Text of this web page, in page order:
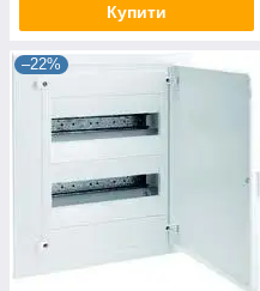
Купити
–22%